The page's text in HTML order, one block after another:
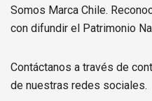
Somos Marca Chile.
con difundir el Patrimonio
Contáctanos a través de
de nuestras redes sociales.